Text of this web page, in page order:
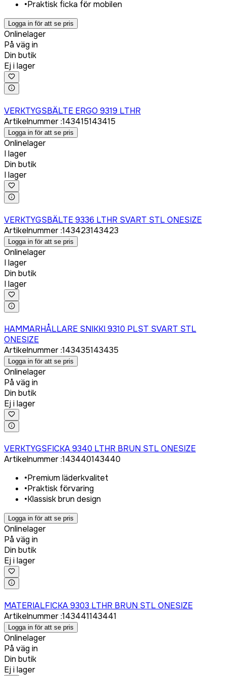
•Praktisk ficka för mobilen
Logga in för att se pris
Onlinelager
På väg in
Din butik
Ej i lager
VERKTYGSBÄLTE ERGO 9319 LTHR
Artikelnummer:143415143415
Logga in för att se pris
Onlinelager
I lager
Din butik
I lager
VERKTYGSBÄLTE 9336 LTHR SVART STL ONESIZE
Artikelnummer:143423143423
Logga in för att se pris
Onlinelager
I lager
Din butik
I lager
HAMMARHÅLLARE SNIKKI 9310 PLST SVART STL
ONESIZE
Artikelnummer:143435143435
Logga in för att se pris
Onlinelager
På väg in
Din butik
Ej i lager
VERKTYGSFICKA 9340 LTHR BRUN STL ONESIZE
Artikelnummer:143440143440
•Premium läderkvalitet
•Praktisk förvaring
•Klassisk brun design
Logga in för att se pris
Onlinelager
På väg in
Din butik
Ej i lager
MATERIALFICKA 9303 LTHR BRUN STL ONESIZE
Artikelnummer:143441143441
Logga in för att se pris
Onlinelager
På väg in
Din butik
Ej i lager